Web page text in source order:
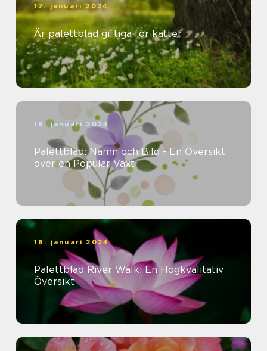
17. januari 2024
Är palettblad giftiga för katter
16. januari 2024
Palettblad: Namn och Bild - En Översikt
över en Populär Växt
16. januari 2024
Palettblad River Walk: En Högkvalitativ
Översikt